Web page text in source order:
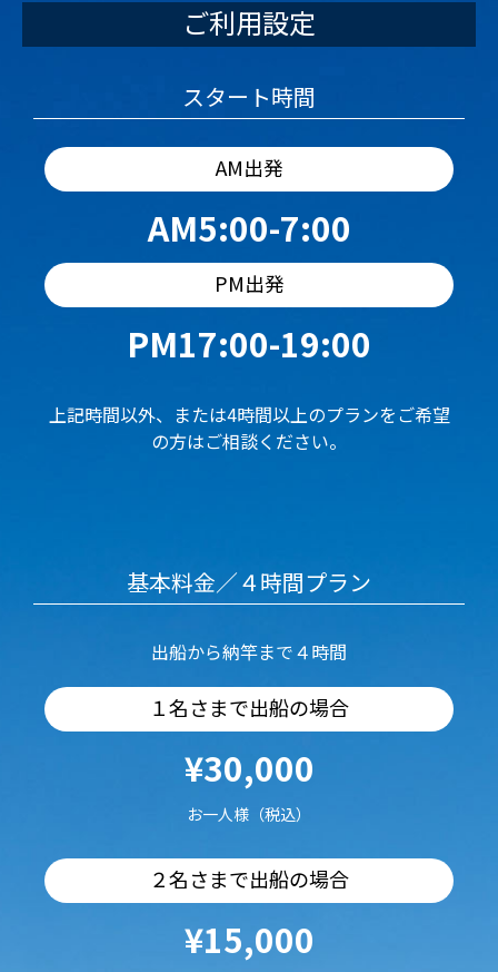
ご利用設定
スタート時間
AM出発
AM5:00-7:00
PM出発
PM17:00-19:00
上記時間以外、または4時間以上のプランをご希望
の方はご相談ください。
基本料金／４時間プラン
出船から納竿まで４時間
１名さまで出船の場合
¥30,000
お一人様（税込）
２名さまで出船の場合
¥15,000